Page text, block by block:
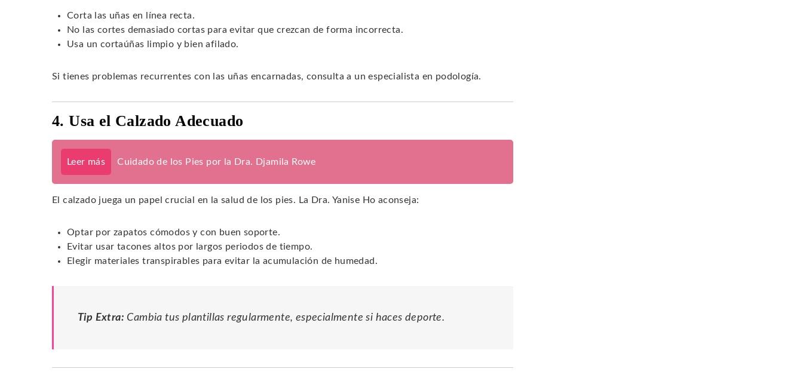
Corta las uñas en línea recta.
No las cortes demasiado cortas para evitar que crezcan de forma incorrecta.
Usa un cortaúñas limpio y bien afilado.
Si tienes problemas recurrentes con las uñas encarnadas, consulta a un especialista en podología.
4. Usa el Calzado Adecuado
Leer más Cuidado de los Pies por la Dra. Djamila Rowe
El calzado juega un papel crucial en la salud de los pies. La Dra. Yanise Ho aconseja:
Optar por zapatos cómodos y con buen soporte.
Evitar usar tacones altos por largos periodos de tiempo.
Elegir materiales transpirables para evitar la acumulación de humedad.
Tip Extra: Cambia tus plantillas regularmente, especialmente si haces deporte.